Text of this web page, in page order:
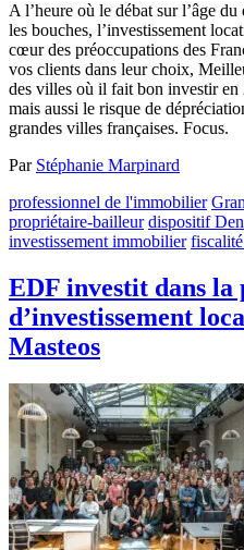
A l’heure où le débat sur l’âge
les bouches, l’investissement
cœur des préoccupations des
vos clients dans leur choix,
des villes où il fait bon investir
mais aussi le risque de
grandes villes françaises. Focus.
Par Stéphanie Marpinard
professionnel de l'immobilier
propriétaire-bailleur dispositif
investissement immobilier
EDF investit dans la
d’investissement
Masteos